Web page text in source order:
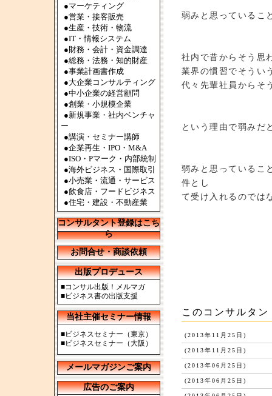
●マーケティング
●営業・接客販売
●生産・技術・物流
●IT・情報システム
●財務・会計・資金調達
●総務・法務・知的財産
●事業計画書作成
●大企業コンサルティング
●中小企業の経営顧問
●創業・小規模企業
●新規事業・社内ベンチャ
ー
●講演・セミナー講師
●企業再生・IPO・M&A
●ISO・Pマーク・内部統制
●海外ビジネス・国際取引
●小売業・流通・サービス
●飲食店・フードビジネス
●住宅・建設・不動産業
コンサルタント登録はこち
ら
お問合せ・商談依頼
出版プロデュース
■コンサル出版！メルマガ
■ビジネス書の出版支援
当社主催セミナー情報
■ビジネスセミナー（東京）
■ビジネスセミナー（大阪）
メールマガジンご案内
広告のご案内
弱みと思っているこ
社内で昔からそう思
業界の慣習でそうい
代々先輩社員からそ
という理由で弱みだ
弱みと思っているこ
件とし
て受け入れるのでは
このコンサルタ
(2013年11月25日)
(2013年11月25日)
(2013年06月25日)
(2013年06月25日)